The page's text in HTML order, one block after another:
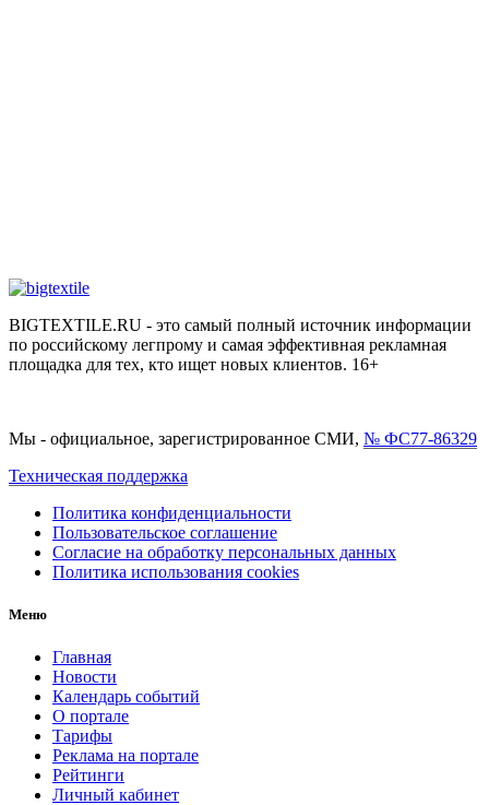
BIGTEXTILE.RU - это самый полный источник информации
по российскому легпрому и самая эффективная рекламная
площадка для тех, кто ищет новых клиентов. 16+
Мы - официальное, зарегистрированное СМИ, № ФС77-86329
Техническая поддержка
Политика конфиденциальности
Пользовательское соглашение
Согласие на обработку персональных данных
Политика использования cookies
Меню
Главная
Новости
Календарь событий
О портале
Тарифы
Реклама на портале
Рейтинги
Личный кабинет